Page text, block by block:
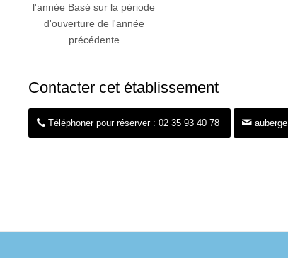
l'année Basé sur la période
d'ouverture de l'année
précédente
Contacter cet établissement
Téléphoner pour réserver : 02 35 93 40 78